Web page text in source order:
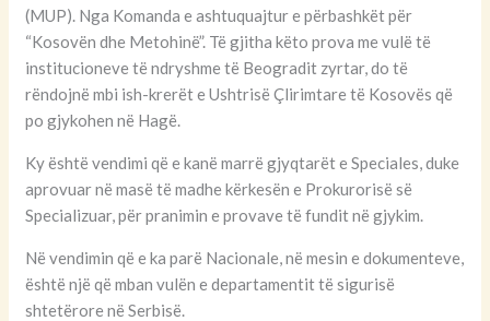
(MUP). Nga Komanda e ashtuquajtur e përbashkët për
“Kosovën dhe Metohinë”. Të gjitha këto prova me vulë të
institucioneve të ndryshme të Beogradit zyrtar, do të
rëndojnë mbi ish-krerët e Ushtrisë Çlirimtare të Kosovës që
po gjykohen në Hagë.
Ky është vendimi që e kanë marrë gjyqtarët e Speciales, duke
aprovuar në masë të madhe kërkesën e Prokurorisë së
Specializuar, për pranimin e provave të fundit në gjykim.
Në vendimin që e ka parë Nacionale, në mesin e dokumenteve,
është një që mban vulën e departamentit të sigurisë
shtetërore në Serbisë.